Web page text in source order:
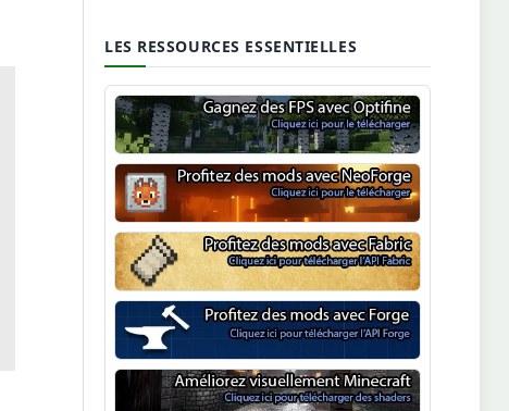
LES RESSOURCES ESSENTIELLES
Optifine
NeoForge
Minecraft Fabric
Minecraft Forge